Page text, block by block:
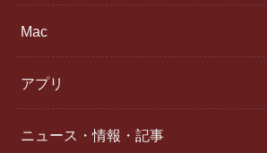
Mac
アプリ
ニュース・情報・記事